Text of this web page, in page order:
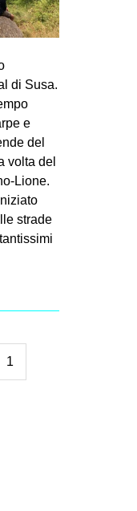
di Susa.
e
del
volta del
Lione.
strade
1